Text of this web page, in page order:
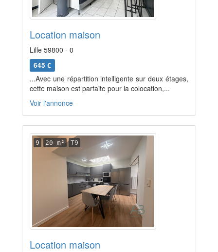
Location maison
Lille 59800 - 0
645 €
...Avec une répartition intelligente sur deux étages,
cette maison est parfaite pour la colocation,...
Voir l'annonce
9 20 m² T9
Location maison